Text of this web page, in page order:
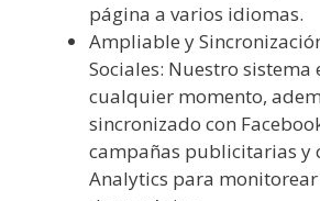
página a varios idiomas.
Ampliable y
Sociales: Nuestro sistema
cualquier momento,
sincronizado con
campañas publicitarias y
Analytics para